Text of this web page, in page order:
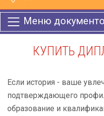
Меню
КУПИТЬ
Если история - ваше
подтверждающего
образование и